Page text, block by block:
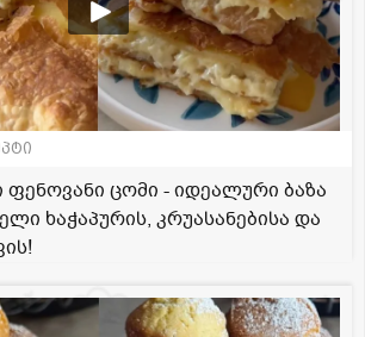
ცომი - იდეალური ბაზა
ხაჭაპურის, კრუასანებისა და